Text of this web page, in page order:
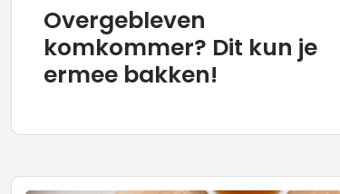
Overgebleven
komkommer? Dit kun je
ermee bakken!